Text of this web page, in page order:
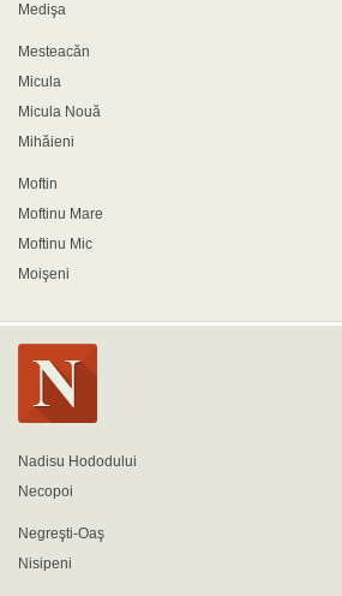
Medişa
Mesteacăn
Micula
Micula Nouă
Mihăieni
Moftin
Moftinu Mare
Moftinu Mic
Moişeni
Nadisu Hododului
Necopoi
Negreşti-Oaş
Nisipeni